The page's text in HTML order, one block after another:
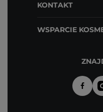
KONTAKT
WSPARCIE